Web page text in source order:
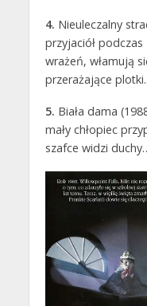
4. Nieuleczalny
przyjaciół
wrażeń, włamują
przerażające
5. Biała dama
mały chłopiec
szafce widzi